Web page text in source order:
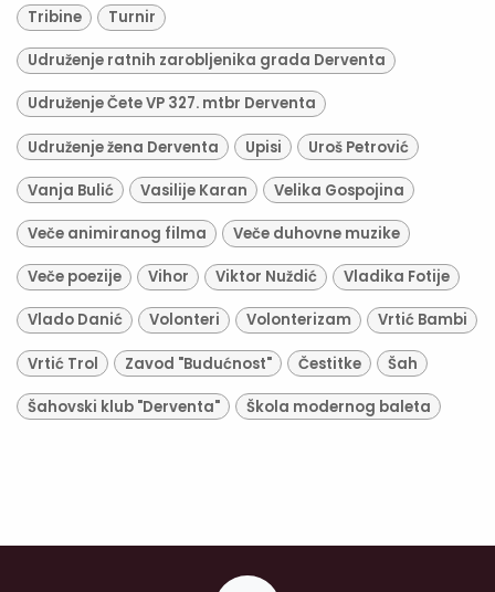
Tribine Turnir
Udruženje ratnih zarobljenika grada Derventa
Udruženje Čete VP 327. mtbr Derventa
Udruženje žena Derventa Upisi Uroš Petrović
Vanja Bulić Vasilije Karan Velika Gospojina
Veče animiranog filma Veče duhovne muzike
Veče poezije Vihor Viktor Nuždić Vladika Fotije
Vlado Danić Volonteri Volonterizam Vrtić Bambi
Vrtić Trol Zavod "Budućnost" Čestitke Šah
Šahovski klub "Derventa" Škola modernog baleta